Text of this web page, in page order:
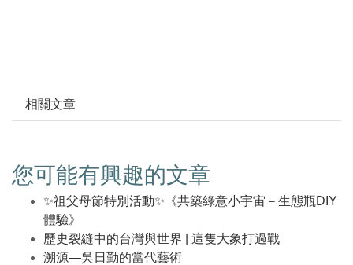
相關文章
您可能有興趣的文章
✨祖父母節特別活動✨《共築綠意小宇宙－生態瓶DIY
體驗》
歷史裂縫中的台灣與世界 | 這隻大象打過戰
溯源—吳日勤的當代藝術